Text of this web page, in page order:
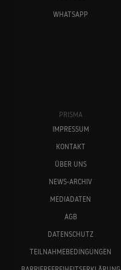
WHATSAPP
PRISMA
IMPRESSUM
KONTAKT
ÜBER UNS
NEWS-ARCHIV
MEDIADATEN
AGB
DATENSCHUTZ
TEILNAHMEBEDINGUNGEN